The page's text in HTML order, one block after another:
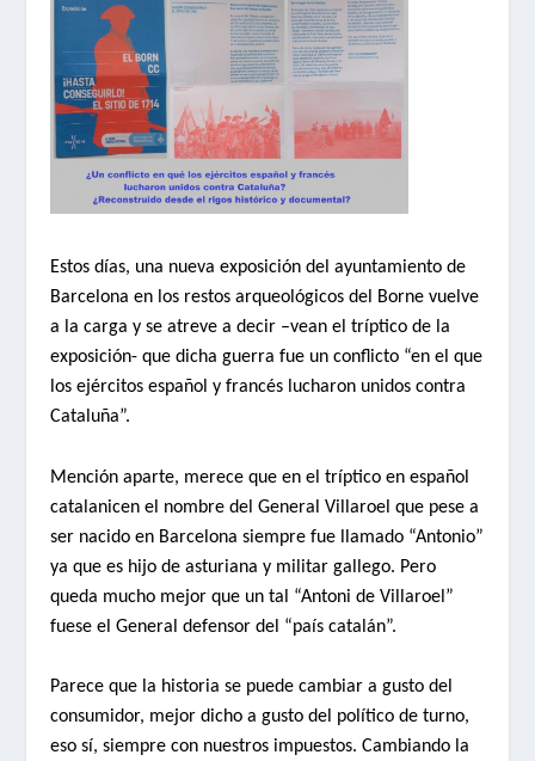
Estos días, una nueva exposición del ayuntamiento de
Barcelona en los restos arqueológicos del Borne vuelve
a la carga y se atreve a decir –vean el tríptico de la
exposición- que dicha guerra fue un conflicto “en el que
los ejércitos español y francés lucharon unidos contra
Cataluña”.
Mención aparte, merece que en el tríptico en español
catalanicen el nombre del General Villaroel que pese a
ser nacido en Barcelona siempre fue llamado “Antonio”
ya que es hijo de asturiana y militar gallego. Pero
queda mucho mejor que un tal “Antoni de Villaroel”
fuese el General defensor del “país catalán”.
Parece que la historia se puede cambiar a gusto del
consumidor, mejor dicho a gusto del político de turno,
eso sí, siempre con nuestros impuestos. Cambiando la